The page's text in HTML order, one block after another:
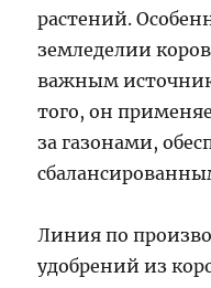
растений.
земледелии
важным
того, он
за газонами,
Линия по
удобрений из